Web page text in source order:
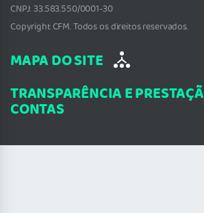
CNPJ: 33.583.550/0001-30
Copyright CFM. Todos os direitos reservados.
MAPA DO SITE
TRANSPARÊNCIA E
CONTAS